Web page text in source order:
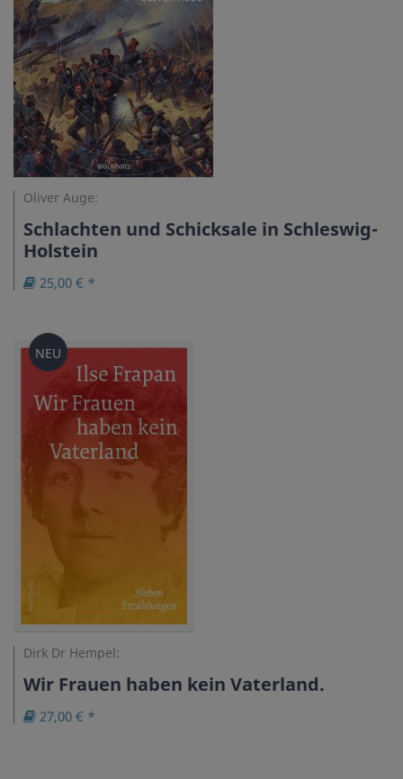
Oliver Auge:
Schlachten und Schicksale in Schleswig-
Holstein
25,00 € *
NEU
Dirk Dr Hempel:
Wir Frauen haben kein Vaterland.
27,00 € *